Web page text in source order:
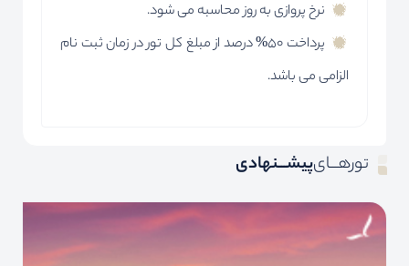
نرخ پروازی به روز محاسبه می شود.
پرداخت 50% درصد از مبلغ کل تور در زمان ثبت نام
الزامی می باشد.
تورهـــایپیشـــنهادی